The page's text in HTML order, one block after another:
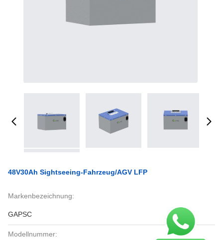
48V30Ah Sightseeing-Fahrzeug/AGV LFP
Markenbezeichnung:
GAPSC
Modellnummer: